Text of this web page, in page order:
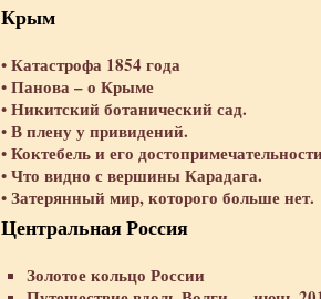
Крым
• Катастрофа 1854 года
• Панова – о Крыме
• Никитский ботанический сад.
• В плену у привидений.
• Коктебель и его
• Что видно с вершины Карадага.
• Затерянный мир, которого больше нет.
Центральная Россия
Золотое кольцо России